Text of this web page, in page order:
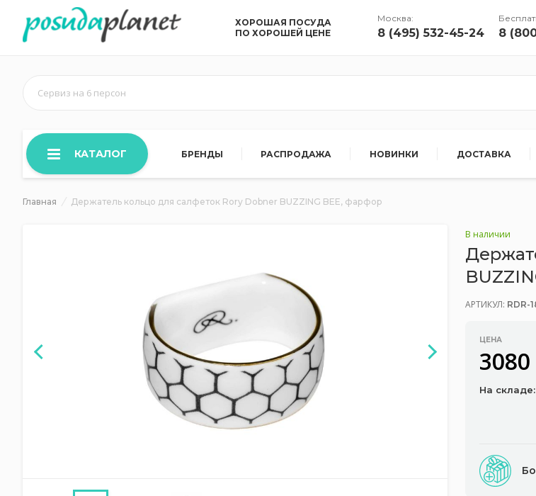
ХОРОШАЯ ПОСУДА
ПО ХОРОШЕЙ ЦЕНЕ
Москва:
8 (495) 532-45-24 8
Сервиз на 6 персон
КАТАЛОГ БРЕНДЫ РАСПРОДАЖА НОВИНКИ ДОСТАВКА
Главная Держатель кольцо для салфеток Rory Dobner BUZZING BEE, фарфор
В наличии
АРТИКУЛ: RDR-
ЦЕНА
На